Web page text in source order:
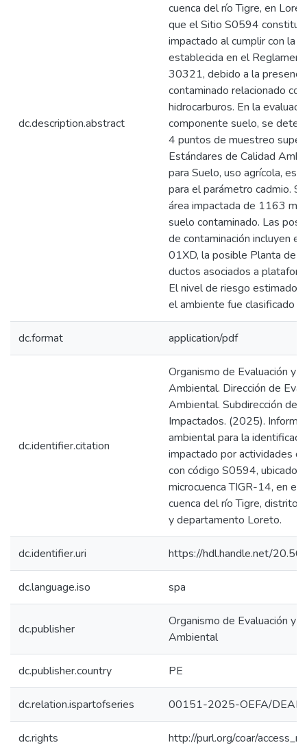
dc.description.abstract
cuenca del río Tigre, en
que el Sitio S0594
impactado al cumplir con la
establecida en el
30321, debido a la
contaminado relacionado
hidrocarburos. En la
componente suelo, se
4 puntos de muestreo
Estándares de Calidad
para Suelo, uso agrícola,
para el parámetro cadmio.
área impactada de 1163
suelo contaminado. Las
de contaminación incluyen
01XD, la posible Planta de
ductos asociados a
El nivel de riesgo estimado
el ambiente fue clasificado
dc.format application/pdf
dc.identifier.citation
Organismo de Evaluación y
Ambiental. Dirección de
Ambiental. Subdirección de
Impactados. (2025). Informe
ambiental para la
impactado por actividades
con código S0594, ubicado
microcuenca TIGR-14, en el
cuenca del río Tigre, distrito
y departamento Loreto.
dc.identifier.uri https://hdl.handle.net/
dc.language.iso spa
dc.publisher
Organismo de Evaluación y
Ambiental
dc.publisher.country PE
dc.relation.ispartofseries 00151-2025-OEFA/
dc.rights http://purl.org/coar/